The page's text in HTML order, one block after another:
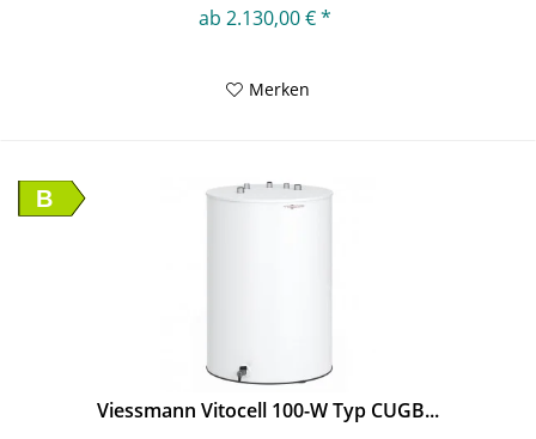
ab 2.130,00 € *
Merken
B
Viessmann Vitocell 100-W Typ CUGB...